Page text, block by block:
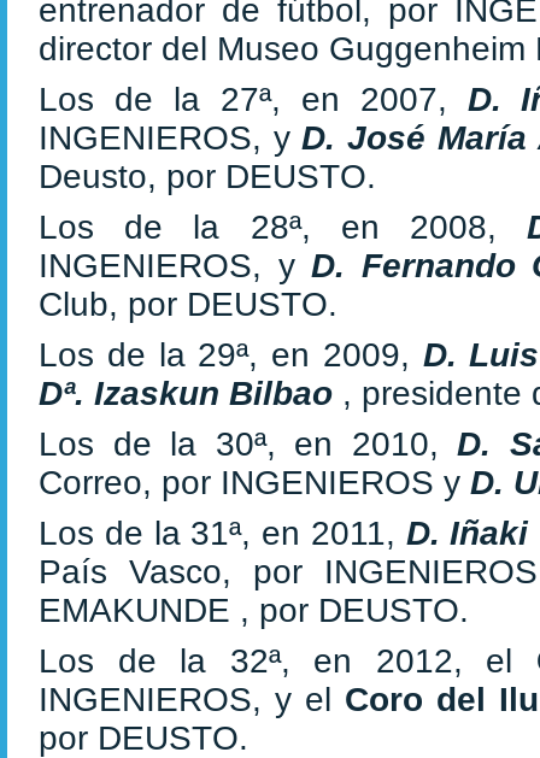
entrenador de fútbol, por
director del Museo
Los de la 27ª, en 2007, D.
INGENIEROS, yD. José
Deusto, por DEUSTO.
Los de la 28ª, en 2008,
INGENIEROS, yD. Fernando
Club, por DEUSTO.
Los de la 29ª, en 2009, D.
Dª. Izaskun Bilbao , presidente
Los de la 30ª, en 2010,D.
Correo, por INGENIEROS y D.
Los de la 31ª, en 2011, D.
País Vasco, por
EMAKUNDE , por DEUSTO.
Los de la 32ª, en 2012, el
INGENIEROS, y el Coro del
por DEUSTO.